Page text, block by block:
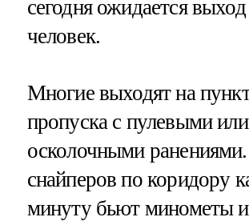
сегодня ожидается
человек.
Многие выходят на
пропуска с пулевыми или
осколочными
снайперов по коридору
минуту бьют минометы и